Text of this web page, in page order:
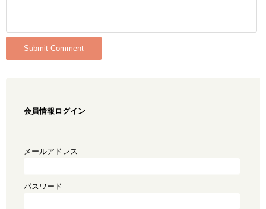
会員情報ログイン
メールアドレス
パスワード